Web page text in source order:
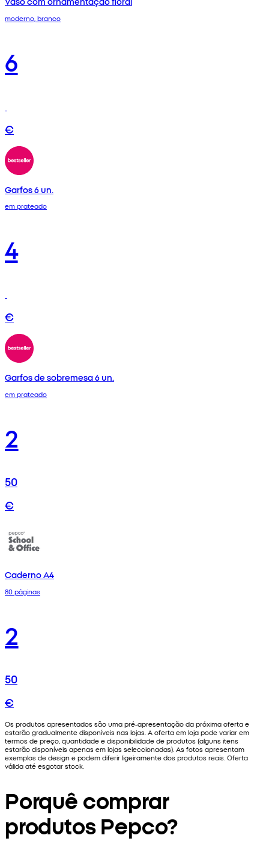
moderno, branco
6
€
Garfos 6 un.
em prateado
4
€
Garfos de sobremesa 6 un.
em prateado
2
50
€
Caderno A4
80 páginas
2
50
€
Os produtos apresentados são uma pré-apresentação da próxima oferta e
estarão gradualmente disponíveis nas lojas. A oferta em loja pode variar em
termos de preço, quantidade e disponibilidade de produtos (alguns itens
estarão disponíveis apenas em lojas seleccionadas). As fotos apresentam
exemplos de design e podem diferir ligeiramente dos produtos reais. Oferta
válida até esgotar stock.
Porquê comprar
produtos Pepco?